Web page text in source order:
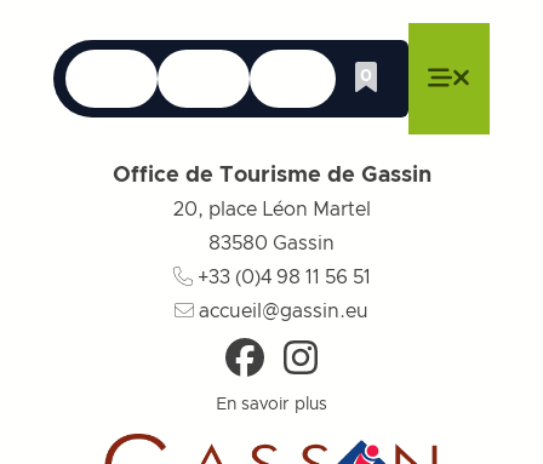
Langues
Fermer le menu
Accessibilité
Fermer le menu
Recherche
Fermer le menu
0
Liste de
Office de Tourisme de Gassin
20, place Léon Martel
83580 Gassin
+33 (0)4 98 11 56 51
accueil@gassin.eu
En savoir plus